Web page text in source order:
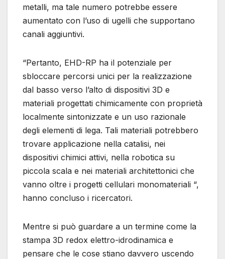
metalli, ma tale numero potrebbe essere
aumentato con l’uso di ugelli che supportano
canali aggiuntivi.
“Pertanto, EHD-RP ha il potenziale per
sbloccare percorsi unici per la realizzazione
dal basso verso l’alto di dispositivi 3D e
materiali progettati chimicamente con proprietà
localmente sintonizzate e un uso razionale
degli elementi di lega. Tali materiali potrebbero
trovare applicazione nella catalisi, nei
dispositivi chimici attivi, nella robotica su
piccola scala e nei materiali architettonici che
vanno oltre i progetti cellulari monomateriali “,
hanno concluso i ricercatori.
Mentre si può guardare a un termine come la
stampa 3D redox elettro-idrodinamica e
pensare che le cose stiano davvero uscendo